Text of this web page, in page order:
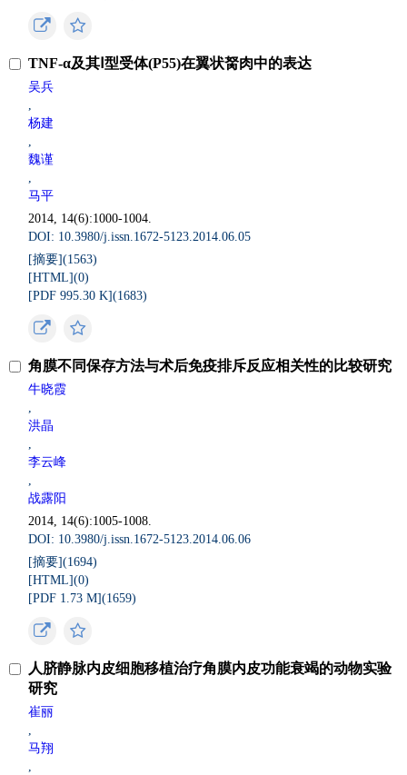
TNF-α及其Ⅰ型受体(P55)在翼状胬肉中的表达
吴兵
,
杨建
,
魏谨
,
马平
2014, 14(6):1000-1004.
DOI: 10.3980/j.issn.1672-5123.2014.06.05
[摘要](1563)
[HTML](0)
[PDF 995.30 K](1683)
角膜不同保存方法与术后免疫排斥反应相关性的比较研究
牛晓霞
,
洪晶
,
李云峰
,
战露阳
2014, 14(6):1005-1008.
DOI: 10.3980/j.issn.1672-5123.2014.06.06
[摘要](1694)
[HTML](0)
[PDF 1.73 M](1659)
人脐静脉内皮细胞移植治疗角膜内皮功能衰竭的动物实验
研究
崔丽
,
马翔
,